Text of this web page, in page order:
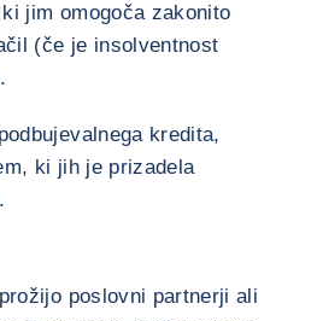
jim omogoča zakonito
(če je insolventnost
kredita,
ki jih je prizadela
poslovni partnerji ali